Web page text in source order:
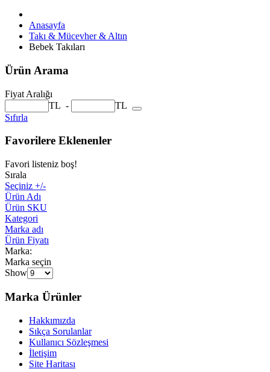
Anasayfa
Takı & Mücevher & Altın
Bebek Takıları
Ürün Arama
Fiyat Aralığı
TL -
TL
Sıfırla
Favorilere Eklenenler
Favori listeniz boş!
Sırala
Seçiniz +/-
Ürün Adı
Ürün SKU
Kategori
Marka adı
Ürün Fiyatı
Marka:
Marka seçin
Show
Marka Ürünler
Hakkımızda
Sıkça Sorulanlar
Kullanıcı Sözleşmesi
İletişim
Site Haritası